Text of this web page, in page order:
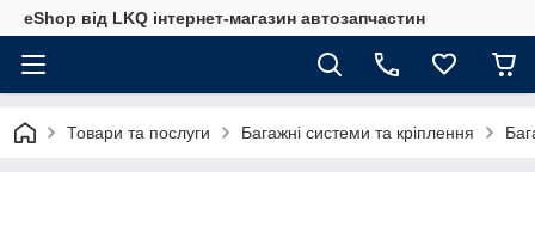
eShop від LKQ інтернет-магазин автозапчастин
Товари та послуги Багажні системи та кріплення